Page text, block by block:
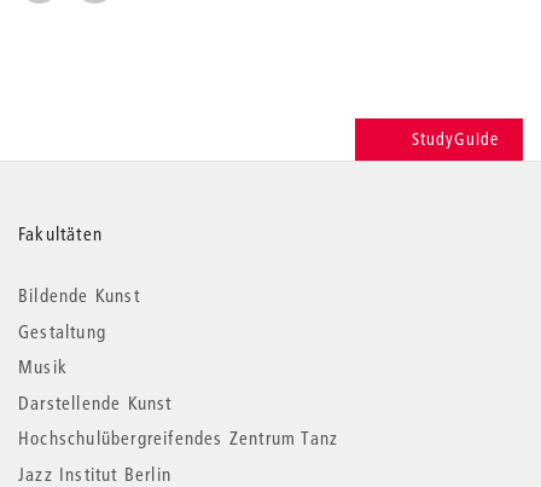
StudyGuide
Weitere
Informationen
Fakultäten
Bildende Kunst
Gestaltung
Musik
Darstellende Kunst
Hochschulübergreifendes Zentrum Tanz
Jazz Institut Berlin